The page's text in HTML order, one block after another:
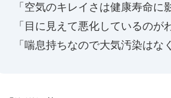
「空気のキレイさは健康寿命に
「目に見えて悪化しているのが
「喘息持ちなので大気汚染はな